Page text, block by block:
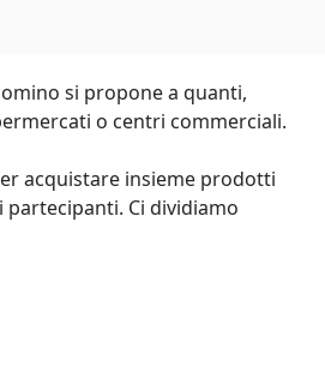
si propone a quanti,
o centri commerciali.
acquistare insieme prodotti
Ci dividiamo